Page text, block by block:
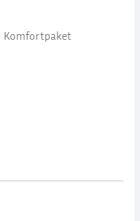
Komfortpaket